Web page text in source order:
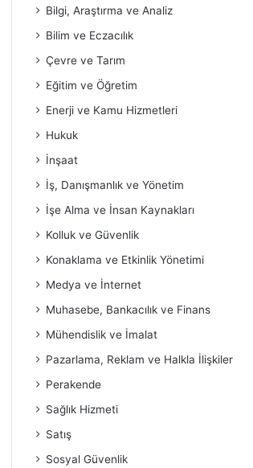
Bilgi, Araştırma ve Analiz
Bilim ve Eczacılık
Çevre ve Tarım
Eğitim ve Öğretim
Enerji ve Kamu Hizmetleri
Hukuk
İnşaat
İş, Danışmanlık ve Yönetim
İşe Alma ve İnsan Kaynakları
Kolluk ve Güvenlik
Konaklama ve Etkinlik Yönetimi
Medya ve İnternet
Muhasebe, Bankacılık ve Finans
Mühendislik ve İmalat
Pazarlama, Reklam ve Halkla İlişkiler
Perakende
Sağlık Hizmeti
Satış
Sosyal Güvenlik